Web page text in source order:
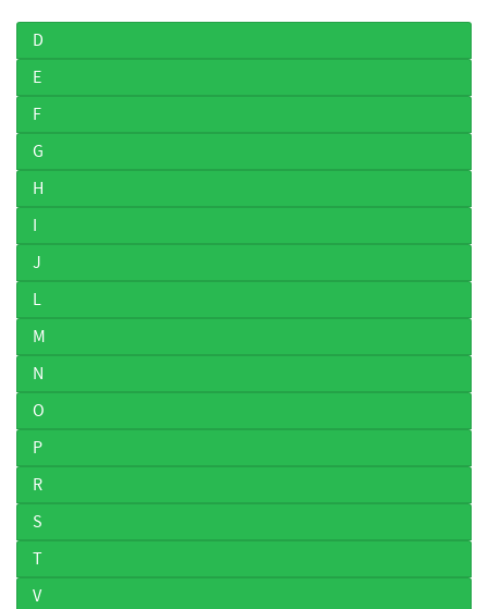
D
E
F
G
H
I
J
L
M
N
O
P
R
S
T
V